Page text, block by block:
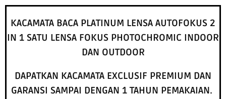
KACAMATA BACA PLATINUM LENSA AUTOFOKUS 2
IN 1 SATU LENSA FOKUS PHOTOCHROMIC INDOOR
DAN OUTDOOR
DAPATKAN KACAMATA EXCLUSIF PREMIUM DAN
GARANSI SAMPAI DENGAN 1 TAHUN PEMAKAIAN.